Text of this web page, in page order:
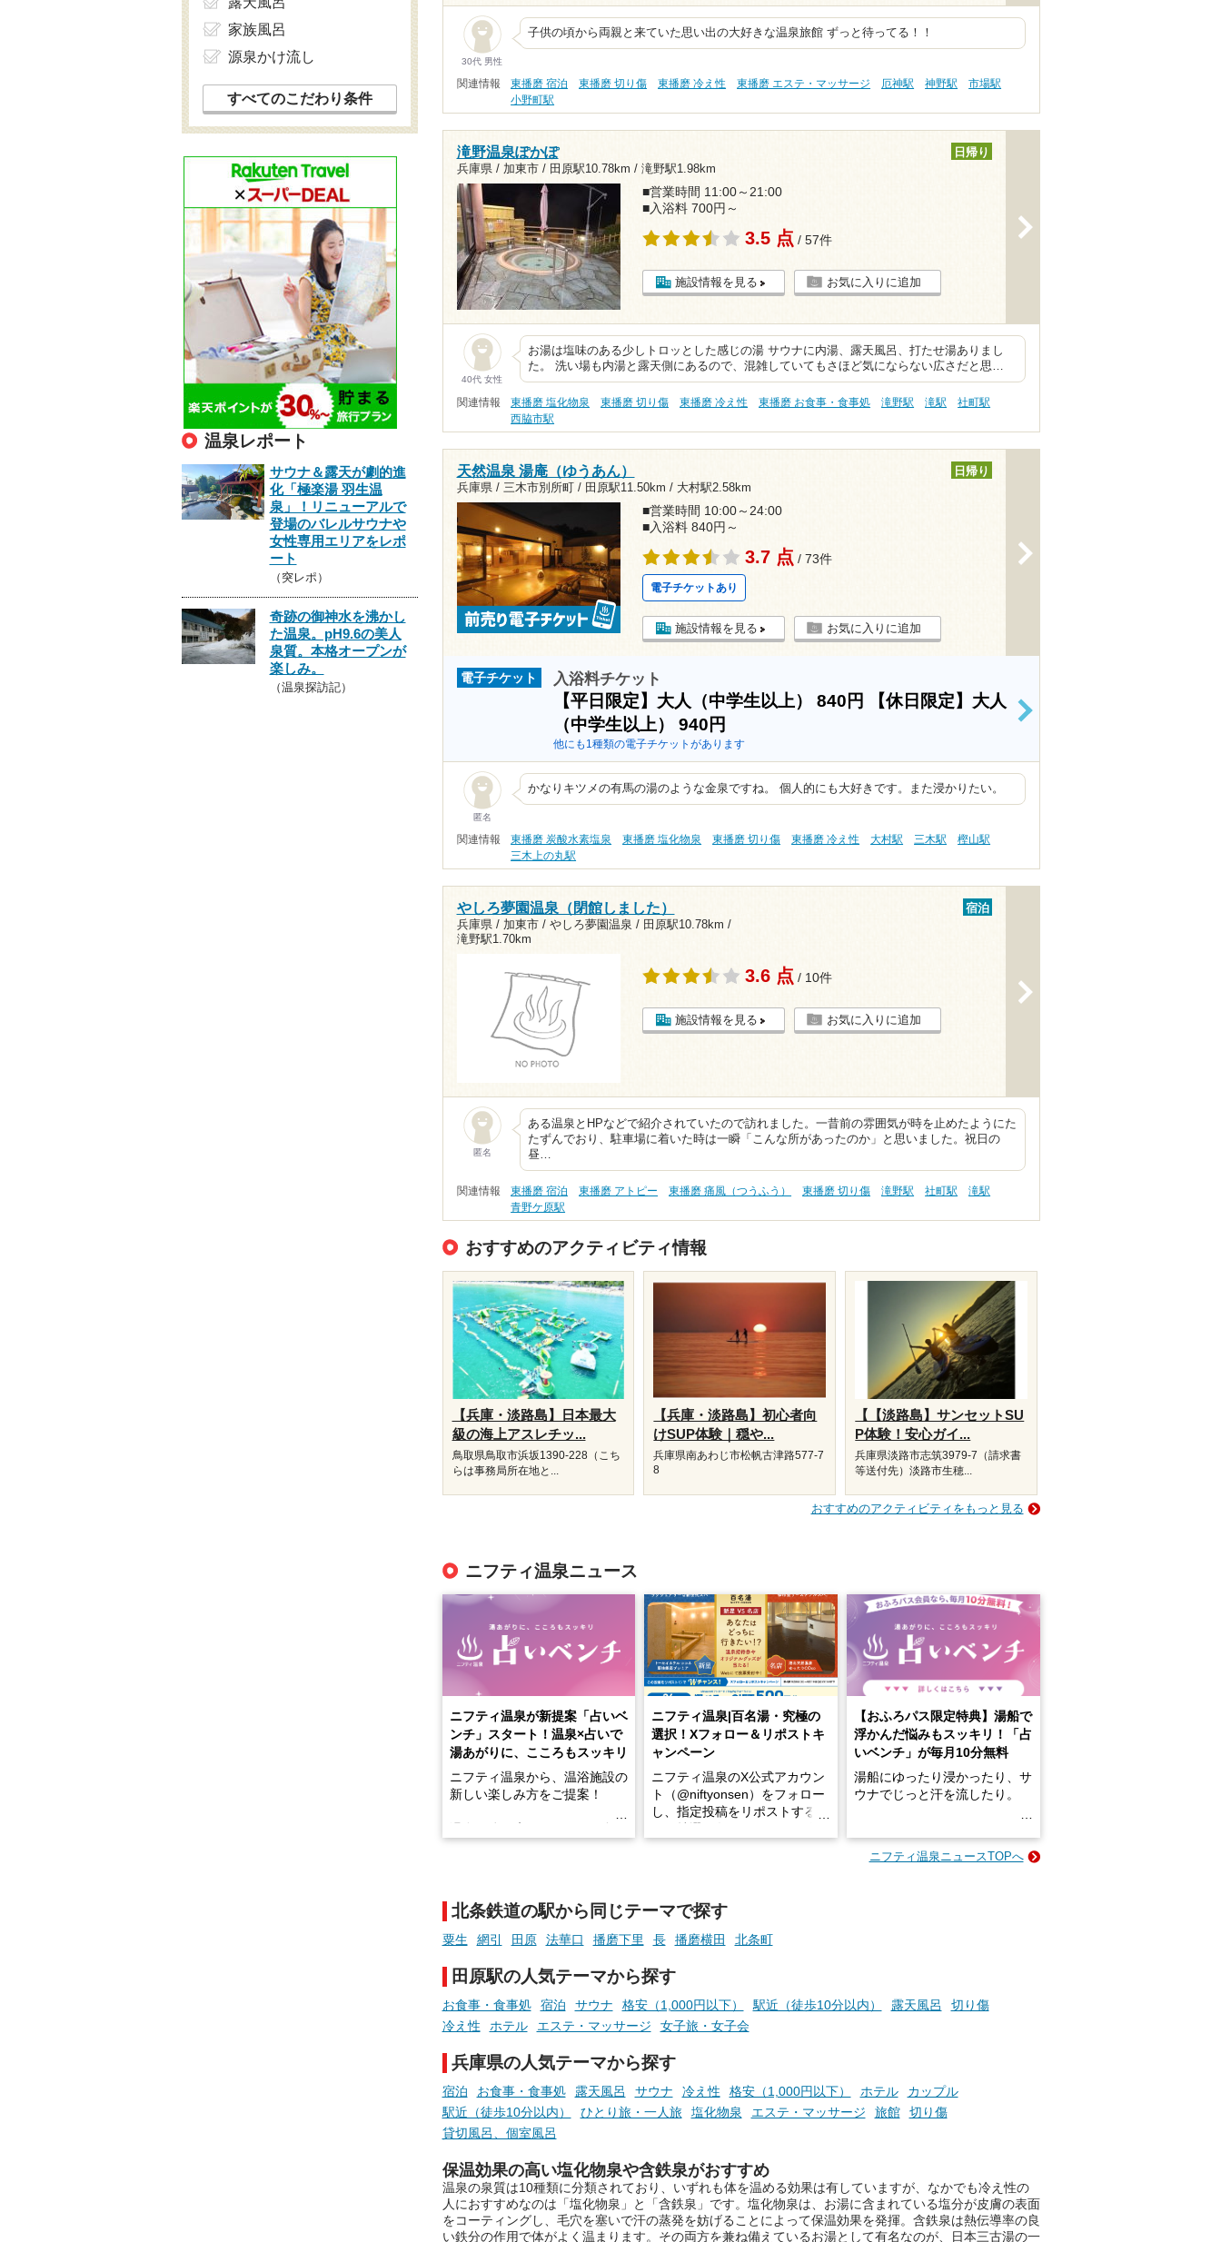
30代 男性
子供の頃から両親と来ていた思い出の大好きな温泉旅館 ずっと待ってる！！
関連情報 東播磨 宿泊 東播磨 切り傷 東播磨 冷え性 東播磨 エステ・マッサージ 厄神駅 神野駅
市場駅
小野町駅
滝野温泉ぽかぽ
兵庫県 / 加東市 / 田原駅10.78km / 滝野駅1.98km
日帰り
■営業時間 11:00～21:00
■入浴料 700円～
3.5 点 / 57件
施設情報を見る お気に入りに追加
40代 女性
お湯は塩味のある少しトロッとした感じの湯 サウナに内湯、露天風呂、打たせ湯ありまし
た。 洗い場も内湯と露天側にあるので、混雑していてもさほど気にならない広さだと思…
関連情報 東播磨 塩化物泉 東播磨 切り傷 東播磨 冷え性 東播磨 お食事・食事処 滝野駅 滝駅
社町駅
西脇市駅
天然温泉 湯庵（ゆうあん）
兵庫県 / 三木市別所町 / 田原駅11.50km / 大村駅2.58km
日帰り
■営業時間 10:00～24:00
■入浴料 840円～
3.7 点 / 73件
電子チケットあり
施設情報を見る お気に入りに追加
電子チケット 入浴料チケット
【平日限定】大人（中学生以上） 840円
【休日限定】大人
（中学生以上） 940円
他にも1種類の電子チケットがあります
>
匿名
かなりキツメの有馬の湯のような金泉ですね。 個人的にも大好きです。また浸かりたい。
関連情報 東播磨 炭酸水素塩泉 東播磨 塩化物泉 東播磨 切り傷 東播磨 冷え性 大村駅 三木駅
樫山駅
三木上の丸駅
やしろ夢園温泉（閉館しました）
兵庫県 / 加東市 / やしろ夢園温泉 / 田原駅10.78km /
滝野駅1.70km
宿泊
3.6 点 / 10件
施設情報を見る お気に入りに追加
匿名
ある温泉とHPなどで紹介されていたので訪れました。一昔前の雰囲気が時を止めたようにた
たずんでおり、駐車場に着いた時は一瞬「こんな所があったのか」と思いました。祝日の
昼…
関連情報 東播磨 宿泊 東播磨 アトピー 東播磨 痛風（つうふう） 東播磨 切り傷 滝野駅 社町駅
滝駅
青野ケ原駅
おすすめのアクティビティ情報
【兵庫・淡路島】日本最大
級の海上アスレチッ...
鳥取県鳥取市浜坂1390‐228（こち
らは事務局所在地と...
【兵庫・淡路島】初心者向
けSUP体験｜穏や...
兵庫県南あわじ市松帆古津路577-7
8
【【淡路島】サンセットSU
P体験！安心ガイ...
兵庫県淡路市志筑3979-7（請求書
等送付先）淡路市生穂...
おすすめのアクティビティをもっと見る
ニフティ温泉ニュース
ニフティ温泉が新提案「占いベ
ンチ」スタート！温泉×占いで
湯あがりに、こころもスッキリ
ニフティ温泉から、温浴施設の
新しい楽しみ方をご提案！
手相やタロットなど気軽に楽し
める占いで、“ととのう”おふろ
時間を、もっと特別に。
ニフティ温泉|百名湯・究極の
選択！Xフォロー＆リポストキ
ャンペーン
ニフティ温泉のX公式アカウン
ト（@niftyonsen）をフォロー
し、指定投稿をリポストする
【おふろパス限定特典】湯船で
浮かんだ悩みもスッキリ！「占
いベンチ」が毎月10分無料
湯船にゆったり浸かったり、サ
ウナでじっと汗を流したり。
そんな「一人でぼんやり過ごす
お風呂でリラックスしているか
りの温まった心のまま相談でき
たら素敵ですよね。
は、そんなあなたの心のつぶや
きをプロの占い師に相談するこ
とができるサービスです。
ニフティ温泉ニュースTOPへ
北条鉄道の駅から同じテーマで探す
粟生 網引 田原 法華口 播磨下里 長 播磨横田 北条町
田原駅の人気テーマから探す
お食事・食事処 宿泊 サウナ 格安（1,000円以下） 駅近（徒歩10分以内） 露天風呂
切り傷
冷え性
ホテル エステ・マッサージ 女子旅・女子会
兵庫県の人気テーマから探す
宿泊 お食事・食事処 露天風呂 サウナ 冷え性 格安（1,000円以下） ホテル
カップル
駅近（徒歩10分以内）
ひとり旅・一人旅 塩化物泉 エステ・マッサージ 旅館
切り傷
貸切風呂、個室風呂
保温効果の高い塩化物泉や含鉄泉がおすすめ
温泉の泉質は10種類に分類されており、いずれも体を温める効果は有していますが、なかでも冷え性の
人におすすめなのは「塩化物泉」と「含鉄泉」です。塩化物泉は、お湯に含まれている塩分が皮膚の表面
をコーティングし、毛穴を塞いで汗の蒸発を妨げることによって保温効果を発揮。含鉄泉は熱伝導率の良
い鉄分の作用で体がよく温まります。その両方を兼ね備えているお湯として有名なのが、日本三古湯の一
家族風呂
源泉かけ流し
すべてのこだわり条件
温泉レポート
サウナ＆露天が劇的進
化「極楽湯 羽生温
泉」！リニューアルで
登場のバレルサウナや
女性専用エリアをレポ
ート
（突レポ）
奇跡の御神水を沸かし
た温泉。pH9.6の美人
泉質。本格オープンが
楽しみ。
（温泉探訪記）